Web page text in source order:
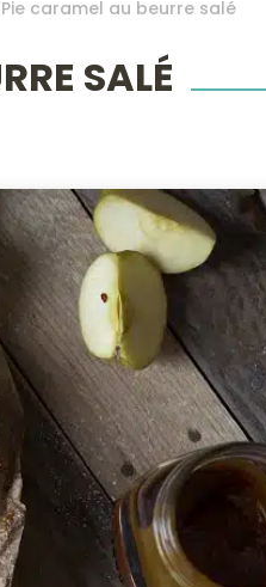
caramel au beurre salé
SALÉ